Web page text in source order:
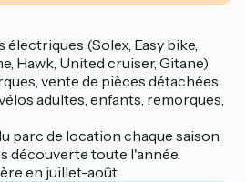
électriques (Solex, Easy bike,
Hawk, United cruiser, Gitane)
vente de pièces détachées.
adultes, enfants, remorques,
parc de location chaque saison.
découverte toute l'année.
en juillet-août